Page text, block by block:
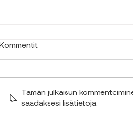
Koulukuljettajaksi
Kommentit
Tämän julkaisun
saadaksesi lisätietoja.